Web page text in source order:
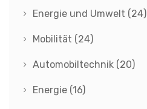
Energie und Umwelt (24)
Mobilität (24)
Automobiltechnik (20)
Energie (16)